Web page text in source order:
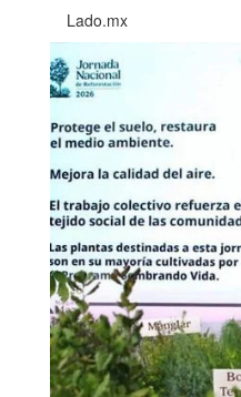
Lado.mx